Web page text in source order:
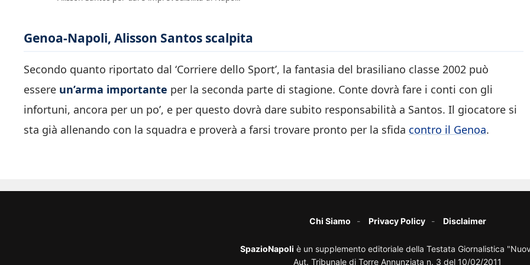
Genoa-Napoli, Alisson Santos scalpita
Secondo quanto riportato dal ‘Corriere dello Sport’, la fantasia del brasiliano classe 2002 può
essere un’arma importante per la seconda parte di stagione. Conte dovrà fare i conti con gli
infortuni, ancora per un po’, e per questo dovrà dare subito responsabilità a Santos. Il giocatore si
sta già allenando con la squadra e proverà a farsi trovare pronto per la sfida contro il Genoa.
Chi Siamo Privacy Policy Disclaimer
SpazioNapoli è un supplemento editoriale della Testata Giornalistica
Aut. Tribunale di Torre Annunziata n. 3 del 10/02/2011